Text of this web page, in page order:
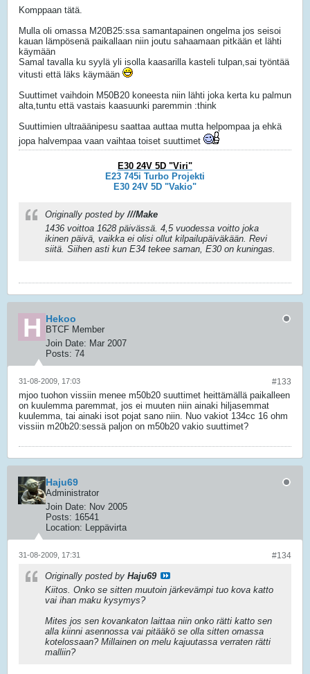
Komppaan tätä.
Mulla oli omassa M20B25:ssa samantapainen ongelma jos seisoi
kauan lämpösenä paikallaan niin joutu sahaamaan pitkään et lähti
käymään
Samal tavalla ku syylä yli isolla kaasarilla kasteli tulpan,sai työntää
vitusti että läks käymään
Suuttimet vaihdoin M50B20 koneesta niin lähti joka kerta ku palmun
alta,tuntu että vastais kaasuunki paremmin :think
Suuttimien ultraäänipesu saattaa auttaa mutta helpompaa ja ehkä
jopa halvempaa vaan vaihtaa toiset suuttimet
E30 24V 5D "Viri"
E23 745i Turbo Projekti
E30 24V 5D "Vakio"
Originally posted by///Make
1436 voittoa 1628 päivässä. 4,5 vuodessa voitto joka
ikinen päivä, vaikka ei olisi ollut kilpailupäiväkään. Revi
siitä. Siihen asti kun E34 tekee saman, E30 on kuningas.
Hekoo
BTCF Member
Join Date: Mar 2007
Posts: 74
#133
31-08-2009, 17:03
mjoo tuohon vissiin menee m50b20 suuttimet heittämällä paikalleen
on kuulemma paremmat, jos ei muuten niin ainaki hiljasemmat
kuulemma, tai ainaki isot pojat sano niin. Nuo vakiot 134cc 16 ohm
vissiin m20b20:sessä paljon on m50b20 vakio suuttimet?
Haju69
Administrator
Join Date: Nov 2005
Posts: 16541
Location: Leppävirta
#134
31-08-2009, 17:31
Originally posted by Haju69
Kiitos. Onko se sitten muutoin järkevämpi tuo kova katto
vai ihan maku kysymys?
Mites jos sen kovankaton laittaa niin onko rätti katto sen
alla kiinni asennossa vai pitääkö se olla sitten omassa
kotelossaan? Millainen on melu kajuutassa verraten rätti
malliin?